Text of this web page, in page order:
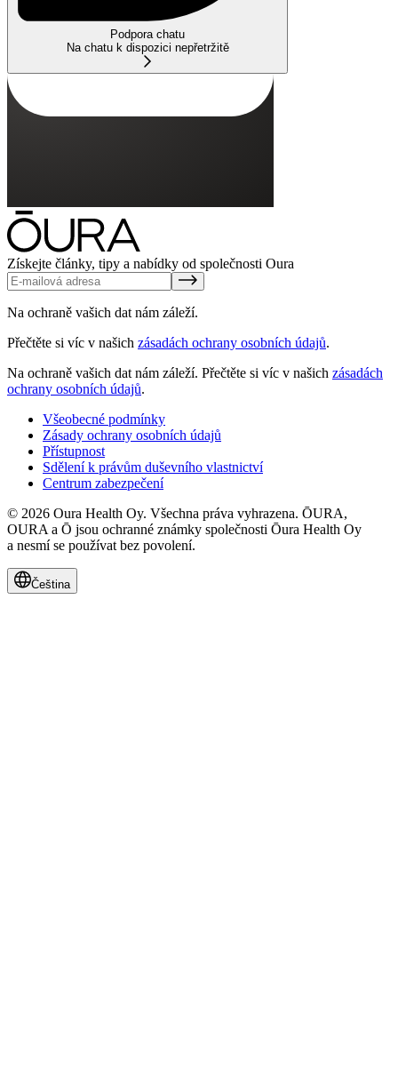
Podpora chatu
Na chatu k dispozici nepřetržitě
Získejte články, tipy a nabídky od společnosti Oura
Na ochraně vašich dat nám záleží.
Přečtěte si víc v našich zásadách ochrany osobních údajů.
Na ochraně vašich dat nám záleží. Přečtěte si víc v našich zásadách
ochrany osobních údajů.
Všeobecné podmínky
Zásady ochrany osobních údajů
Přístupnost
Sdělení k právům duševního vlastnictví
Centrum zabezpečení
© 2026 Oura Health Oy. Všechna práva vyhrazena. ŌURA,
OURA a Ō jsou ochranné známky společnosti Ōura Health Oy
a nesmí se používat bez povolení.
Čeština